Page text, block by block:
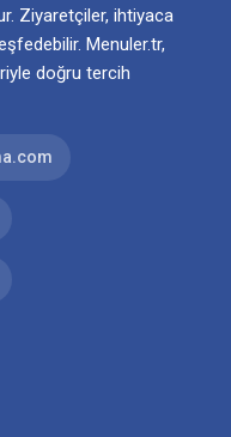
Ziyaretçiler, ihtiyaca
Menuler.tr,
doğru tercih